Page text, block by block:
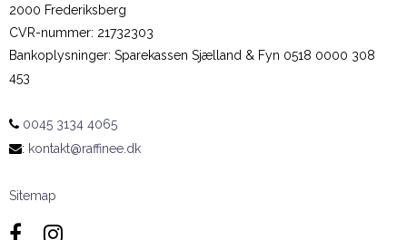
2000 Frederiksberg
CVR-nummer: 21732303
Bankoplysninger: Sparekassen Sjælland & Fyn 0518 0000 308
453
0045 3134 4065
: kontakt@raffinee.dk
Sitemap